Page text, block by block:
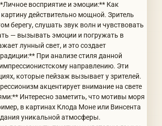
восприятие и эмоции:** Как
действительно мощной. Зритель
берегу, слушать звук волн и чувствовать
— вызывать эмоции и погружать в
лунный свет, и это создает
При анализе стиля данной
направлению. Эти
которые пейзаж вызывает у зрителей.
акцентирует внимание на свете
Интересно заметить, что мотивы моря
в картинах Клода Моне или Винсента
уникальной атмосферы.